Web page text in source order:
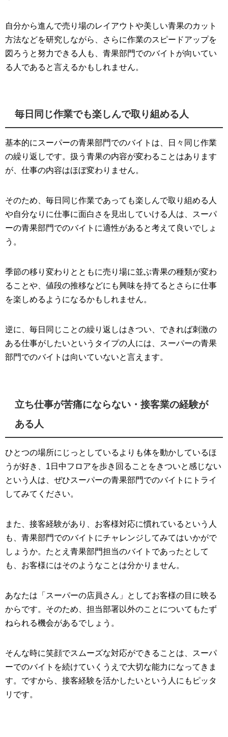
自分から進んで売り場のレイアウトや美しい青果のカット
方法などを研究しながら、さらに作業のスピードアップを
図ろうと努力できる人も、青果部門でのバイトが向いてい
る人であると言えるかもしれません。
毎日同じ作業でも楽しんで取り組める人
基本的にスーパーの青果部門でのバイトは、日々同じ作業
の繰り返しです。扱う青果の内容が変わることはあります
が、仕事の内容はほぼ変わりません。
そのため、毎日同じ作業であっても楽しんで取り組める人
や自分なりに仕事に面白さを見出していける人は、スーパ
ーの青果部門でのバイトに適性があると考えて良いでしょ
う。
季節の移り変わりとともに売り場に並ぶ青果の種類が変わ
ることや、値段の推移などにも興味を持てるとさらに仕事
を楽しめるようになるかもしれません。
逆に、毎日同じことの繰り返しはきつい、できれば刺激の
ある仕事がしたいというタイプの人には、スーパーの青果
部門でのバイトは向いていないと言えます。
立ち仕事が苦痛にならない・接客業の経験が
ある人
ひとつの場所にじっとしているよりも体を動かしているほ
うが好き、1日中フロアを歩き回ることをきついと感じない
という人は、ぜひスーパーの青果部門でのバイトにトライ
してみてください。
また、接客経験があり、お客様対応に慣れているという人
も、青果部門でのバイトにチャレンジしてみてはいかがで
しょうか。たとえ青果部門担当のバイトであったとして
も、お客様にはそのようなことは分かりません。
あなたは「スーパーの店員さん」としてお客様の目に映る
からです。そのため、担当部署以外のことについてもたず
ねられる機会があるでしょう。
そんな時に笑顔でスムーズな対応ができることは、スーパ
ーでのバイトを続けていくうえで大切な能力になってきま
す。ですから、接客経験を活かしたいという人にもピッタ
リです。